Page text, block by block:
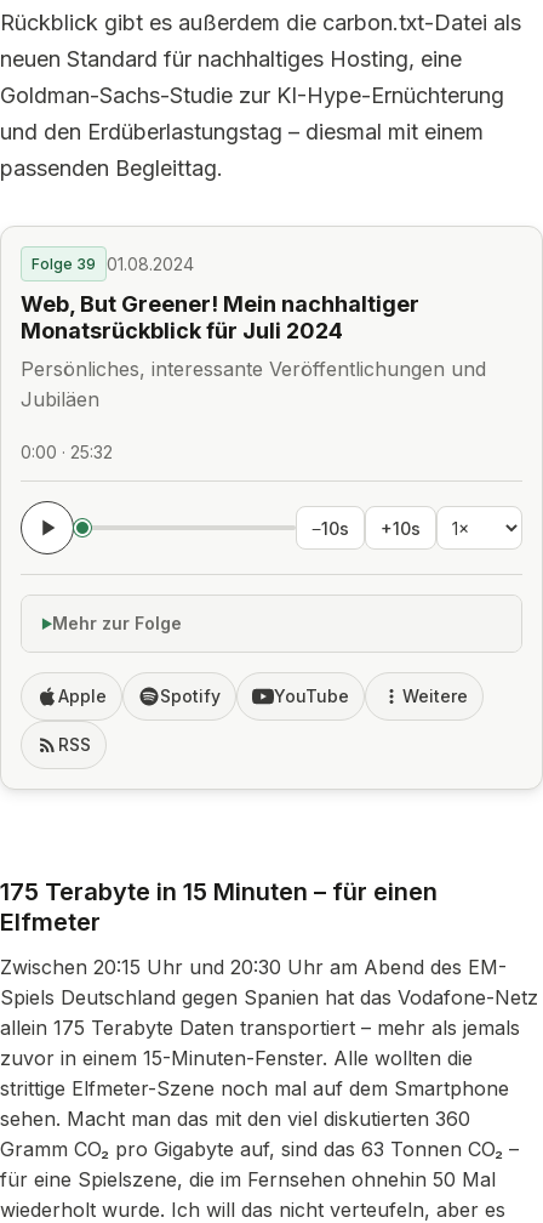
Rückblick gibt es außerdem die carbon.txt-Datei als
neuen Standard für nachhaltiges Hosting, eine
Goldman-Sachs-Studie zur KI-Hype-Ernüchterung
und den Erdüberlastungstag – diesmal mit einem
passenden Begleittag.
Folge 39 01.08.2024
Web, But Greener! Mein nachhaltiger
Monatsrückblick für Juli 2024
Persönliches, interessante Veröffentlichungen und
Jubiläen
0:00 · 25:32
−10s +10s
Mehr zur Folge
Apple Spotify YouTube Weitere
RSS
175 Terabyte in 15 Minuten – für einen
Elfmeter
Zwischen 20:15 Uhr und 20:30 Uhr am Abend des EM-
Spiels Deutschland gegen Spanien hat das Vodafone-Netz
allein 175 Terabyte Daten transportiert – mehr als jemals
zuvor in einem 15-Minuten-Fenster. Alle wollten die
strittige Elfmeter-Szene noch mal auf dem Smartphone
sehen. Macht man das mit den viel diskutierten 360
Gramm CO₂ pro Gigabyte auf, sind das 63 Tonnen CO₂ –
für eine Spielszene, die im Fernsehen ohnehin 50 Mal
wiederholt wurde. Ich will das nicht verteufeln, aber es